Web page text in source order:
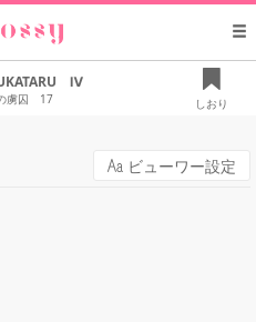
Ⅳ
虜囚 17 しおり
ビューワー設定